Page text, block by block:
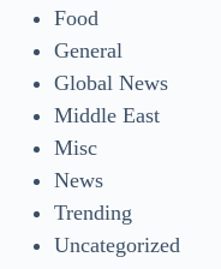
Food
General
Global News
Middle East
Misc
News
Trending
Uncategorized